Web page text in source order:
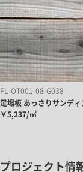
FL-OT001-08-G038
足場板 あっさりサンデ
￥5,237/㎡
プロジェクト情